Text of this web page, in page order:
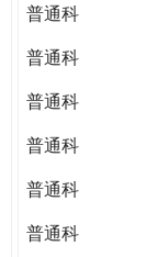
普通科
普通科
普通科
普通科
普通科
普通科